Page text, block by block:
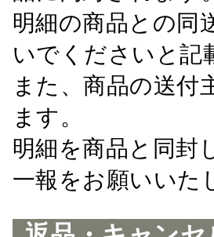
明細の商品との同
いでくださいと記
また、商品の送
ます。
明細を商品と同封
一報をお願いいた